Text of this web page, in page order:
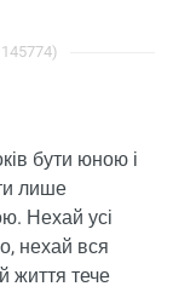
145774)
бути юною і
лише
Нехай усі
нехай вся
життя тече